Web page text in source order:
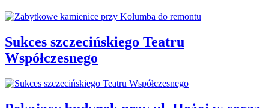
Sukces szczecińskiego Teatru
Współczesnego